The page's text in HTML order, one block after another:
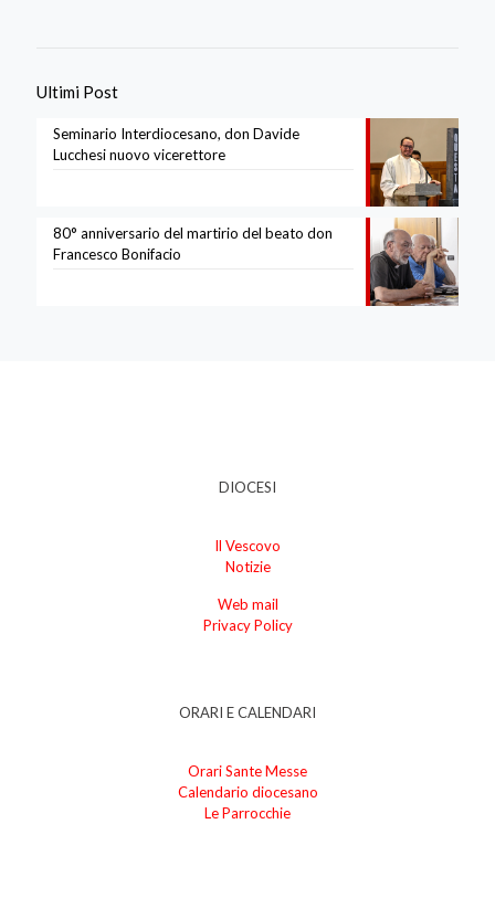
Ultimi Post
Seminario Interdiocesano, don Davide
Lucchesi nuovo vicerettore
80° anniversario del martirio del beato don
Francesco Bonifacio
DIOCESI
Il Vescovo
Notizie
Web mail
Privacy Policy
ORARI E CALENDARI
Orari Sante Messe
Calendario diocesano
Le Parrocchie